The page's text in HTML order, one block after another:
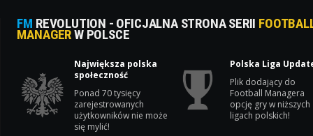
FM REVOLUTION - OFICJALNA STRONA SERII
MANAGERW POLSCE
Największa polska
społeczność
Ponad 70 tysięcy
zarejestrowanych
użytkowników nie może
się mylić!
Polska Liga
Plik dodający do
Football Managera
opcję gry w niższych
ligach polskich!